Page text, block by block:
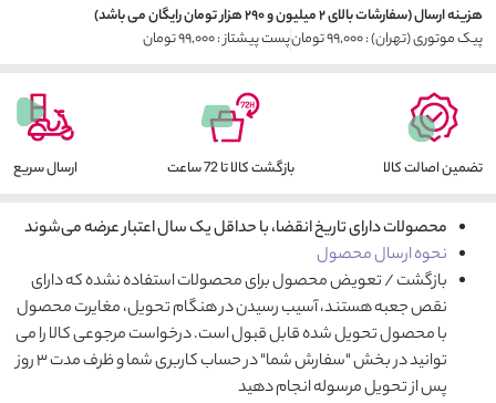
هزینه ارسال (سفارشات بالای ۲ میلیون و ۲۹۰ هزار تومان رایگان می باشد)
پیک موتوری (تهران) : ۹۹,۰۰۰ تومان
پست پیشتاز : ۹۹,۰۰۰ تومان
تضمین اصالت کالا بازگشت کالا تا 72 ساعت ارسال سریع
محصولات دارای تاریخ انقضا، با حداقل یک سال اعتبار عرضه می‌شوند
نحوه ارسال محصول
بازگشت / تعویض محصول برای محصولات استفاده نشده که دارای
نقص جعبه هستند، آسیب رسیدن در هنگام تحویل، مغایرت محصول
با محصول تحویل شده قابل قبول است. درخواست مرجوعی کالا را می
توانید در بخش "سفارش شما" در حساب کاربری شما و ظرف مدت ۳ روز
پس از تحویل مرسوله انجام دهید